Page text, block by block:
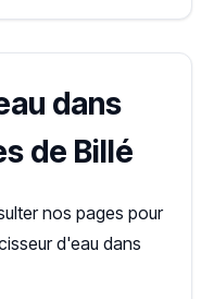
dans
de Billé
nos pages pour
d'eau dans